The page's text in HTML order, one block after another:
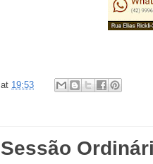
at 19:53
Sessão